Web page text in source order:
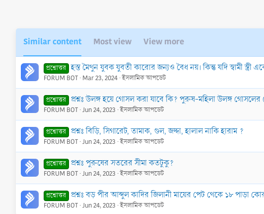
Similar content Most view View more
প্রশ্নোত্তর হস্ত মৈথুন যুবক যুবতী কারোর জন্যও বৈধ নয়। কিন্তু যদি স্বামী
FORUM BOT Mar 23, 2024 ইসলামিক আপডেট
প্রশ্নোত্তর প্রশ্নঃ উলঙ্গ হয়ে গোসল করা যাবে কি? পুরুষ-মহিলা উলঙ্গ গোসলের
FORUM BOT Jun 24, 2023 ইসলামিক আপডেট
প্রশ্নোত্তর প্রশ্নঃ বিড়ি, সিগারেট, তামাক, গুল, জদ্দা, হালাল নাকি হারাম ?
FORUM BOT Jun 24, 2023 ইসলামিক আপডেট
প্রশ্নোত্তর প্রশ্নঃ পুরুষের সতরের সীমা কতটুকু?
FORUM BOT Jun 24, 2023 ইসলামিক আপডেট
প্রশ্নোত্তর প্রশ্নঃ বড় পীর আব্দুল কাদির জিলানী মায়ের পেট থেকে ১৮
FORUM BOT Jun 24, 2023 ইসলামিক আপডেট